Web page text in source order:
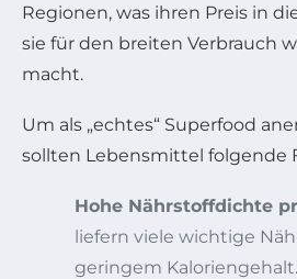
Regionen, was ihren Preis in
sie für den breiten Verbrauch
macht.
Um als „echtes“ Superfood
sollten Lebensmittel folgende
Hohe Nährstoffdichte
liefern viele wichtige
geringem Kaloriengehalt.